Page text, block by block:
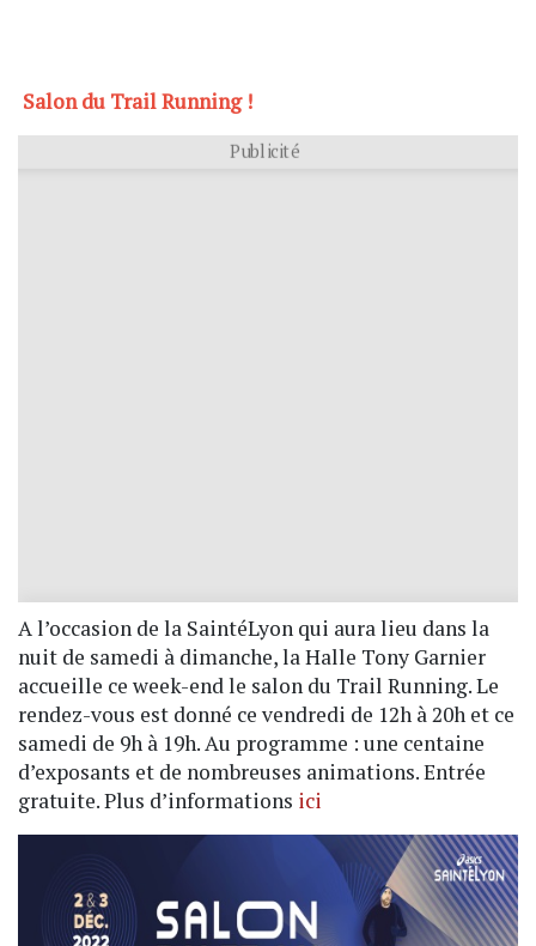
Salon du Trail Running !
Publicité
A l’occasion de la SaintéLyon qui aura lieu dans la
nuit de samedi à dimanche, la Halle Tony Garnier
accueille ce week-end le salon du Trail Running. Le
rendez-vous est donné ce vendredi de 12h à 20h et ce
samedi de 9h à 19h. Au programme : une centaine
d’exposants et de nombreuses animations. Entrée
gratuite. Plus d’informations ici